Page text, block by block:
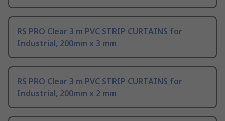
RS PRO Clear 3 m PVC STRIP CURTAINS for
Industrial, 200mm x 3 mm
RS PRO Clear 3 m PVC STRIP CURTAINS for
Industrial, 200mm x 2 mm